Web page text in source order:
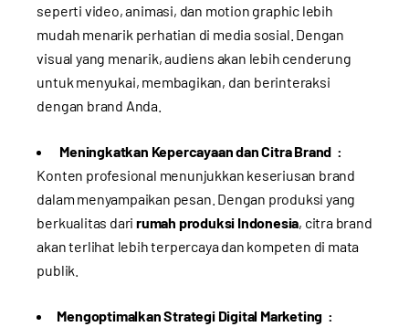
seperti video, animasi, dan motion graphic lebih
mudah menarik perhatian di media sosial. Dengan
visual yang menarik, audiens akan lebih cenderung
untuk menyukai, membagikan, dan berinteraksi
dengan brand Anda.
Meningkatkan Kepercayaan dan Citra Brand :
Konten profesional menunjukkan keseriusan brand
dalam menyampaikan pesan. Dengan produksi yang
berkualitas dari rumah produksi Indonesia, citra brand
akan terlihat lebih terpercaya dan kompeten di mata
publik.
Mengoptimalkan Strategi Digital Marketing :